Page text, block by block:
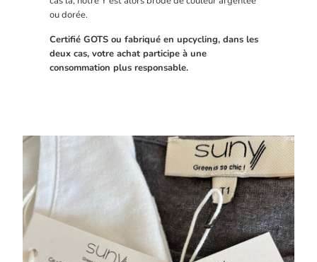
ou dorée.
Certifié GOTS ou fabriqué en upcycling, dans les
deux cas, votre achat participe à une
consommation plus responsable.